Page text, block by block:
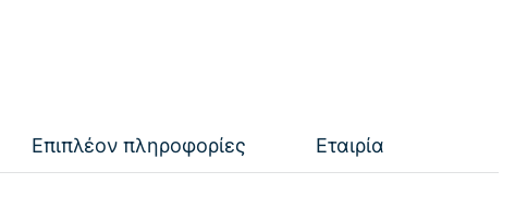
Επιπλέον πληροφορίες Εταιρία